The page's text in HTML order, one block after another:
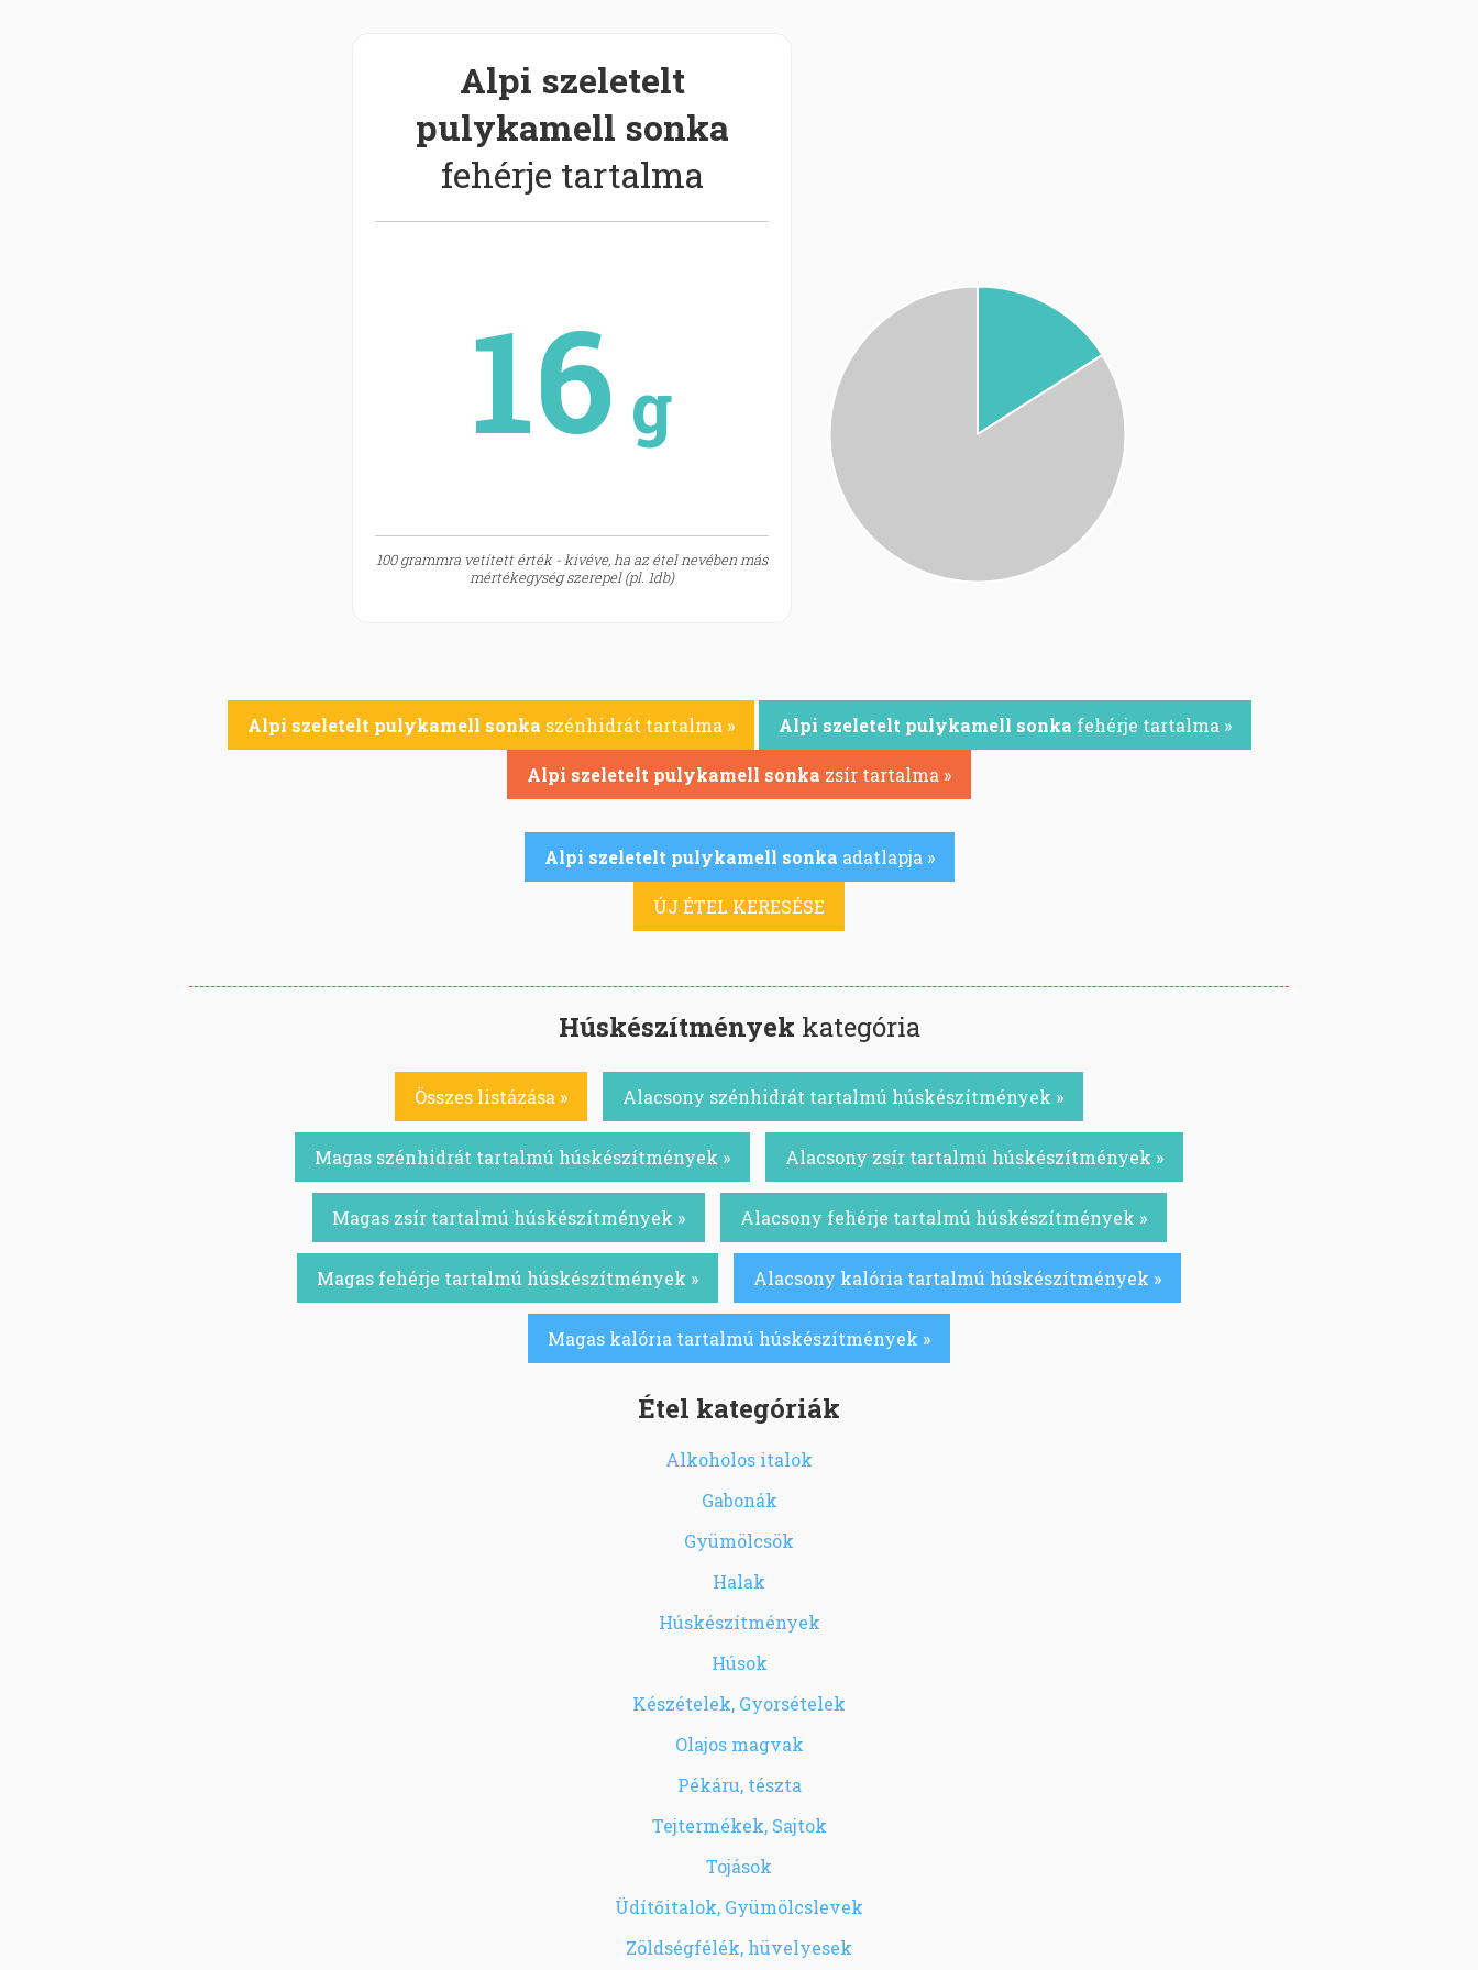
Alpi szeletelt
pulykamell sonka
fehérje tartalma
16 g
100 grammra vetített érték - kivéve, ha az étel nevében más
mértékegység szerepel (pl. 1db)
Alpi szeletelt pulykamell sonka szénhidrát tartalma » Alpi szeletelt pulykamell sonka fehérje tartalma »
Alpi szeletelt pulykamell sonka zsír tartalma »
Alpi szeletelt pulykamell sonka adatlapja »
ÚJ ÉTEL KERESÉSE
Húskészítmények kategória
Összes listázása » Alacsony szénhidrát tartalmú húskészítmények »
Magas szénhidrát tartalmú húskészítmények » Alacsony zsír tartalmú húskészítmények »
Magas zsír tartalmú húskészítmények » Alacsony fehérje tartalmú húskészítmények »
Magas fehérje tartalmú húskészítmények » Alacsony kalória tartalmú húskészítmények »
Magas kalória tartalmú húskészítmények »
Étel kategóriák
Alkoholos italok
Gabonák
Gyümölcsök
Halak
Húskészítmények
Húsok
Készételek, Gyorsételek
Olajos magvak
Pékáru, tészta
Tejtermékek, Sajtok
Tojások
Üdítőitalok, Gyümölcslevek
Zöldségfélék, hüvelyesek